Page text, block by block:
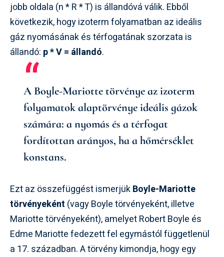
jobb oldala (n * R * T) is állandóvá válik. Ebből
következik, hogy izoterm folyamatban az ideális
gáz nyomásának és térfogatának szorzata is
állandó: p * V = állandó.
A Boyle-Mariotte törvénye az izoterm
folyamatok alaptörvénye ideális gázok
számára: a nyomás és a térfogat
fordítottan arányos, ha a hőmérséklet
konstans.
Ezt az összefüggést ismerjükBoyle-Mariotte
törvényeként (vagy Boyle törvényeként, illetve
Mariotte törvényeként), amelyet Robert Boyle és
Edme Mariotte fedezett fel egymástól függetlenül
a 17. században. A törvény kimondja, hogy egy